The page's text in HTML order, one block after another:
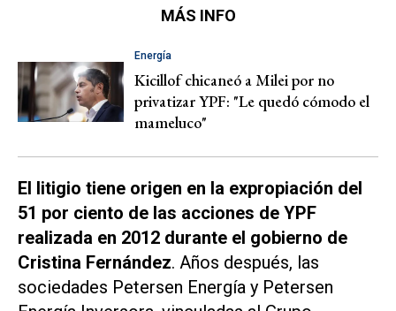
MÁS INFO
Energía
Kicillof chicaneó a Milei por no
privatizar YPF: "Le quedó cómodo el
mameluco"
El litigio tiene origen en la expropiación del
51 por ciento de las acciones de YPF
realizada en 2012 durante el gobierno de
Cristina Fernández. Años después, las
sociedades Petersen Energía y Petersen